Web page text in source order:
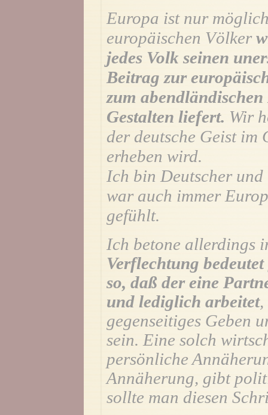
Europa ist nur
europäischen Völker
jedes Volk seinen
Beitrag zur
zum
Gestalten liefert. Wir
der deutsche Geist im
erheben wird.
Ich bin Deutscher
war auch immer
gefühlt.
Ich betone allerdings
Verflechtung
so, daß der eine
und lediglich arbeitet,
gegenseitiges Geben
sein. Eine solch
persönliche
Annäherung, gibt
sollte man diesen